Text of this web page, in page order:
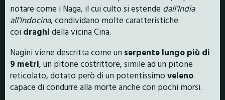
notare come i Naga, il cui culto si estende dall’India
all’Indocina, condividano molte caratteristiche
coi draghi della vicina Cina.
Nagini viene descritta come un serpente lungo più di
9 metri, un pitone costrittore, simile ad un pitone
reticolato, dotato però di un potentissimo veleno
capace di condurre alla morte anche con pochi morsi.